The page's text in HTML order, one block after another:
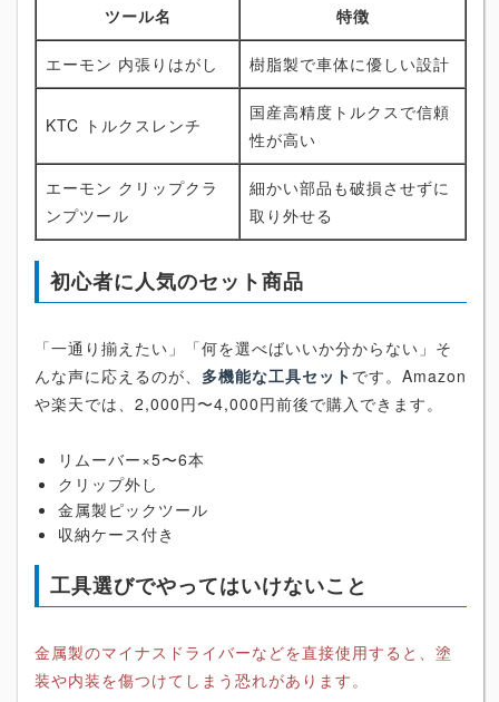
ツール名 特徴
エーモン 内張りはがし 樹脂製で車体に優しい設計
KTC トルクスレンチ
国産高精度トルクスで信頼
性が高い
エーモン クリップクラ
ンプツール
細かい部品も破損させずに
取り外せる
初心者に人気のセット商品
「一通り揃えたい」「何を選べばいいか分からない」そ
んな声に応えるのが、 多機能な工具セット です。Amazon
や楽天では、2,000円〜4,000円前後で購入できます。
リムーバー×5〜6本
クリップ外し
金属製ピックツール
収納ケース付き
工具選びでやってはいけないこと
金属製のマイナスドライバーなどを直接使用すると、塗
装や内装を傷つけてしまう恐れがあります。